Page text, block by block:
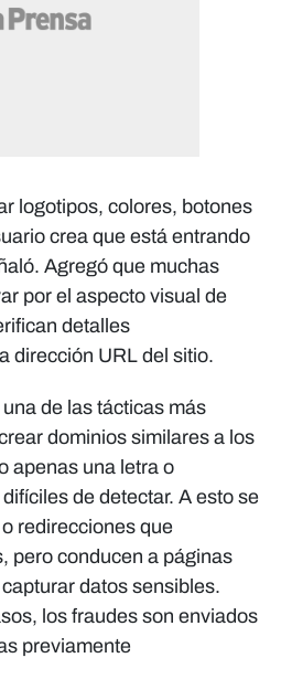
logotipos, colores, botones
crea que está entrando
Agregó que muchas
por el aspecto visual de
detalles
dirección URL del sitio.
de las tácticas más
dominios similares a los
apenas una letra o
de detectar. A esto se
redirecciones que
pero conducen a páginas
datos sensibles.
los fraudes son enviados
previamente